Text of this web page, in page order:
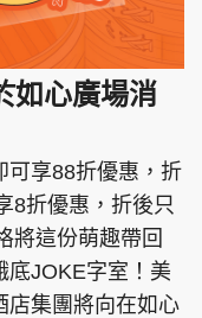
如心廣場消
可享88折優惠，折
8折優惠，折後只
將這份萌趣帶回
底JOKE字室！美
店集團將向在如心